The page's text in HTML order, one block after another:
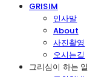
GRISIM
인사말
About
사진촬영
오시는길
그리심이 하는 일